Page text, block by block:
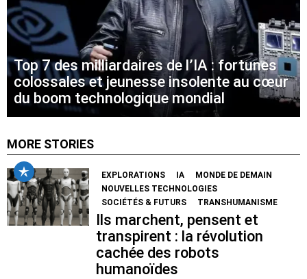
Top 7 des milliardaires de l’IA : fortunes
colossales et jeunesse insolente au cœur
du boom technologique mondial
MORE STORIES
EXPLORATIONS IA
MONDE DE DEMAIN
NOUVELLES TECHNOLOGIES
SOCIÉTÉS & FUTURS
TRANSHUMANISME
Ils marchent, pensent et
transpirent : la révolution
cachée des robots
humanoïdes